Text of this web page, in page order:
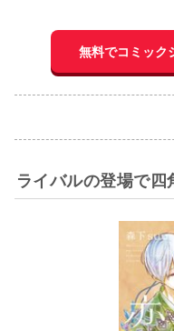
無料でコミック
ライバルの登場で四